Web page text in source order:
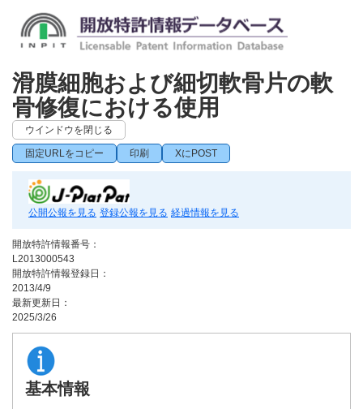
滑膜細胞および細切軟骨片の軟
骨修復における使用
ウインドウを閉じる
固定URLをコピー 印刷 XにPOST
公開公報を見る 登録公報を見る 経過情報を見る
開放特許情報番号：
L2013000543
開放特許情報登録日：
2013/4/9
最新更新日：
2025/3/26
基本情報